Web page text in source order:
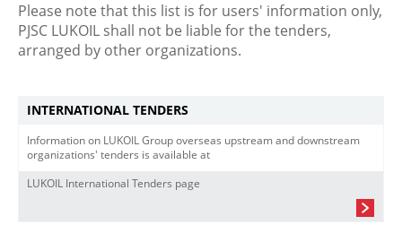
Please note that this list is for users' information only,
PJSC LUKOIL shall not be liable for the tenders,
arranged by other organizations.
INTERNATIONAL TENDERS
Information on LUKOIL Group overseas upstream and downstream
organizations' tenders is available at
LUKOIL International Tenders page